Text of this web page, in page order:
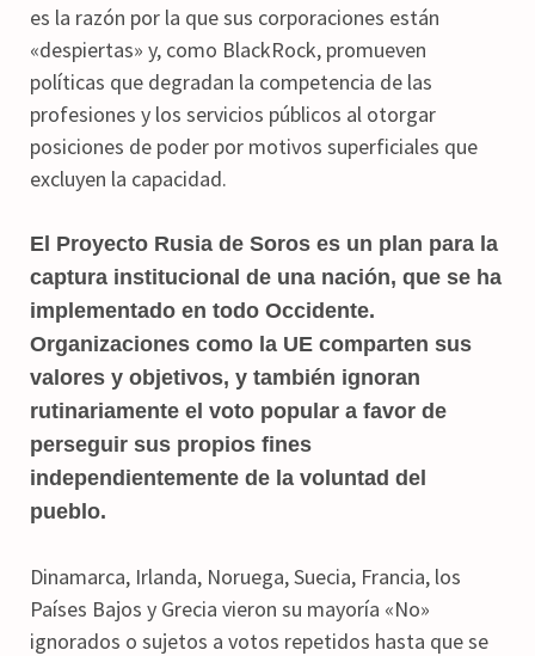
es la razón por la que sus corporaciones están
«despiertas» y, como BlackRock, promueven
políticas que degradan la competencia de las
profesiones y los servicios públicos al otorgar
posiciones de poder por motivos superficiales que
excluyen la capacidad.
El Proyecto Rusia de Soros es un plan para la
captura institucional de una nación, que se ha
implementado en todo Occidente.
Organizaciones como la UE comparten sus
valores y objetivos, y también ignoran
rutinariamente el voto popular a favor de
perseguir sus propios fines
independientemente de la voluntad del
pueblo.
Dinamarca, Irlanda, Noruega, Suecia, Francia, los
Países Bajos y Grecia vieron su mayoría «No»
ignorados o sujetos a votos repetidos hasta que se